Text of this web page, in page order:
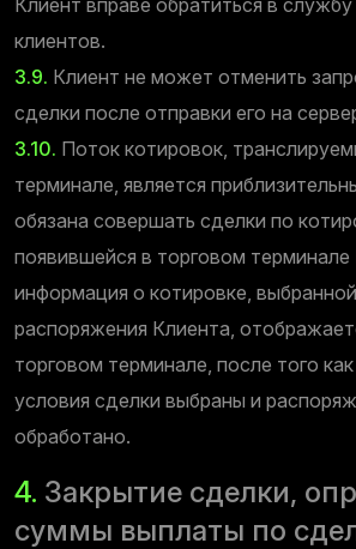
клиентов.
3.9. Клиент не может отменить
сделки после отправки его на
3.10. Поток котировок,
терминале, является
обязана совершать сделки по
появившейся в торговом терминале
информация о котировке,
распоряжения Клиента,
торговом терминале, после того
условия сделки выбраны и
обработано.
4. Закрытие сделки,
суммы выплаты по